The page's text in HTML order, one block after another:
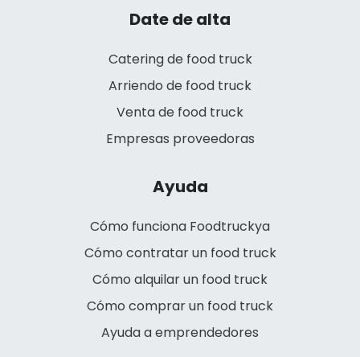
Date de alta
Catering de food truck
Arriendo de food truck
Venta de food truck
Empresas proveedoras
Ayuda
Cómo funciona Foodtruckya
Cómo contratar un food truck
Cómo alquilar un food truck
Cómo comprar un food truck
Ayuda a emprendedores